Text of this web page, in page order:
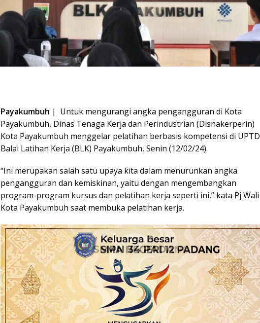
Payakumbuh | Untuk mengurangi angka pengangguran di Kota
Payakumbuh, Dinas Tenaga Kerja dan Perindustrian (Disnakerperin)
Kota Payakumbuh menggelar pelatihan berbasis kompetensi di UPTD
Balai Latihan Kerja (BLK) Payakumbuh, Senin (12/02/24).
“Ini merupakan salah satu upaya kita dalam menurunkan angka
pengangguran dan kemiskinan, yaitu dengan mengembangkan
program-program kursus dan pelatihan kerja seperti ini,” kata Pj Wali
Kota Payakumbuh saat membuka pelatihan kerja.